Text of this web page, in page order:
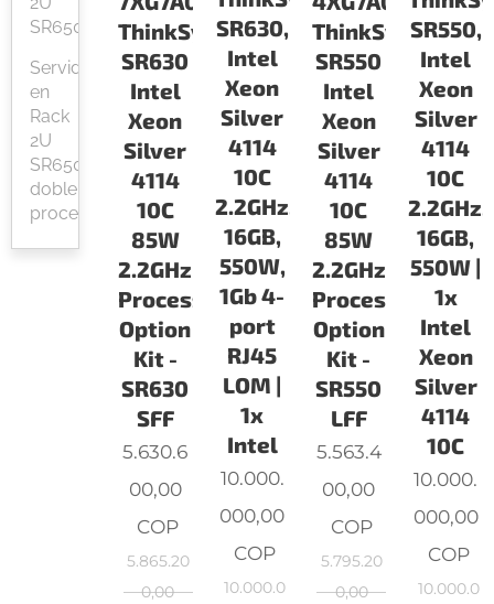
SR650
Servidor
en
Rack
2U
SR650
doble
procesador
ThinkSystem
SR630
Intel
Xeon
Silver
4114
10C
85W
2.2GHz
Processor
Option
Kit -
SR630
SFF
5.630.6
00,00
COP
5.865.20
0,00
SR630,
Intel
Xeon
Silver
4114
10C
2.2GHz,
16GB,
550W,
1Gb 4-
port
RJ45
LOM |
1x
Intel
10.000.
000,00
COP
10.000.0
ThinkSystem
SR550
Intel
Xeon
Silver
4114
10C
85W
2.2GHz
Processor
Option
Kit -
SR550
LFF
5.563.4
00,00
COP
5.795.20
0,00
SR550,
Intel
Xeon
Silver
4114
10C
2.2GHz,
16GB,
550W |
1x
Intel
Xeon
Silver
4114
10C
10.000.
000,00
COP
10.000.0